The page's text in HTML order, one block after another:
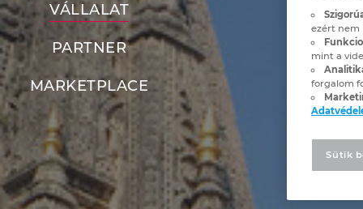
VÁLLALAT
PARTNER
MARKETPLACE
ezért nem
mint a
forgalom
Sütik